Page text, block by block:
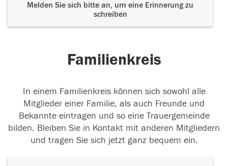
Melden Sie sich bitte an, um eine Erinnerung zu
schreiben
Familienkreis
In einem Familienkreis können sich sowohl alle
Mitglieder einer Familie, als auch Freunde und
Bekannte eintragen und so eine Trauergemeinde
bilden. Bleiben Sie in Kontakt mit anderen Mitgliedern
und tragen Sie sich jetzt ganz bequem ein.